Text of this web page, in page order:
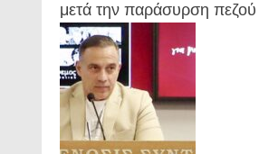
μετά την παράσυρση πεζού